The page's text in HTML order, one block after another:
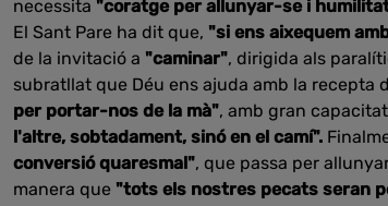
necessita "coratge per allunyar-se i
El Sant Pare ha dit que, "si ens aixequem
de la invitació a "caminar", dirigida als
subratllat que Déu ens ajuda amb la recepta
per portar-nos de la mà", amb gran
l'altre, sobtadament, sinó en el camí".
conversió quaresmal", que passa per
manera que "tots els nostres pecats seran